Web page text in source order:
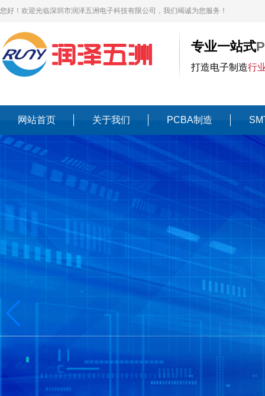
您好！欢迎光临深圳市润泽五洲电子科技有限公司，我们竭诚为您服务！
专业一站式
打造电子制造行
网站首页 关于我们 PCBA制造